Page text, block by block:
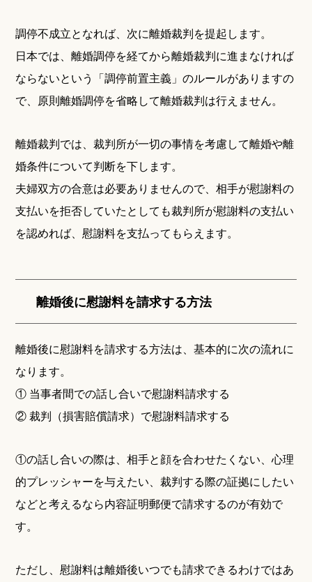
調停不成立となれば、次に離婚裁判を提起します。
日本では、離婚調停を経てから離婚裁判に進まなければ
ならないという「調停前置主義」のルールがありますの
で、原則離婚調停を省略して離婚裁判は行えません。
離婚裁判では、裁判所が一切の事情を考慮して離婚や離
婚条件について判断を下します。
夫婦双方の合意は必要ありませんので、相手が慰謝料の
支払いを拒否していたとしても裁判所が慰謝料の支払い
を認めれば、慰謝料を支払ってもらえます。
離婚後に慰謝料を請求する方法
離婚後に慰謝料を請求する方法は、基本的に次の流れに
なります。
① 当事者間での話し合いで慰謝料請求する
② 裁判（損害賠償請求）で慰謝料請求する
①の話し合いの際は、相手と顔を合わせたくない、心理
的プレッシャーを与えたい、裁判する際の証拠にしたい
などと考えるなら内容証明郵便で請求するのが有効で
す。
ただし、慰謝料は離婚後いつでも請求できるわけではあ